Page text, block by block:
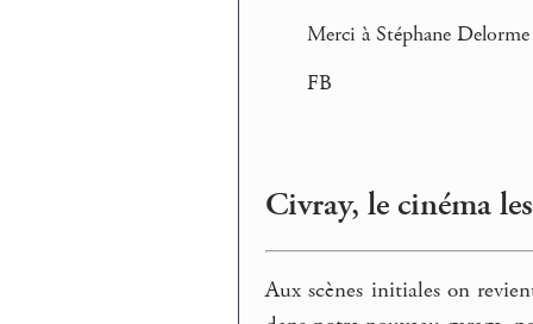
Merci à Stéphane
FB
Civray, le cinéma
Aux scènes initiales on